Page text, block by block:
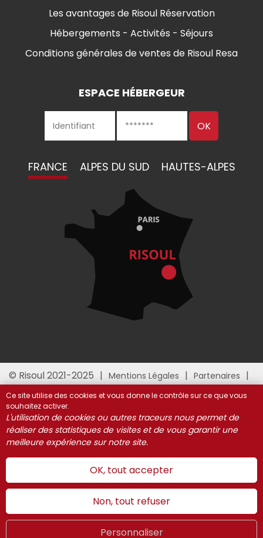
Les avantages de Risoul Réservation
Hébergements - Activités - Séjours
Conditions générales de ventes de Risoul Resa
ESPACE HÉBERGEUR
FRANCE ALPES DU SUD HAUTES-ALPES
© Risoul 2021-2025 Mentions Légales
Partenaires
Ce site utilise des cookies et vous donne le contrôle sur ce que vous
souhaitez activer.
L'utilisation de cookies ou autres traceurs nous permet de
réaliser des statistiques de visites et de vous garantir une
meilleure expérience sur notre site.
OK, tout accepter
Non, tout refuser
Personnaliser